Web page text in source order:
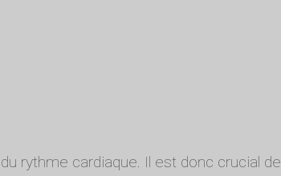
rythme cardiaque. Il est donc crucial de